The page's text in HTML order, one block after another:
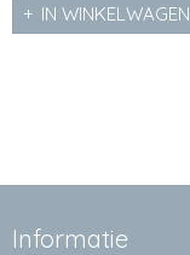
IN WINKELWAGEN
Informatie